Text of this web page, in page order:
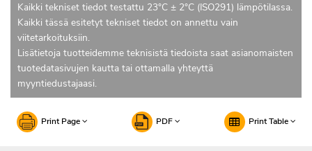
Kaikki tekniset tiedot testattu 23°C ± 2°C (ISO291) lämpötilassa.
Kaikki tässä esitetyt tekniset tiedot on annettu vain
viitetarkoituksiin.
Lisätietoja tuotteidemme teknisistä tiedoista saat asianomaisten
tuotedatasivujen kautta tai ottamalla yhteyttä
myyntiedustajaasi.
Print Page PDF Print Table